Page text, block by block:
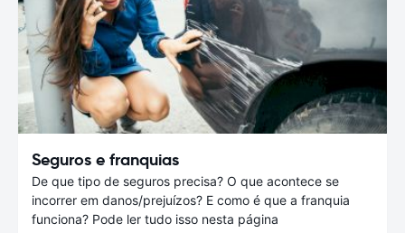
Seguros e franquias
De que tipo de seguros precisa? O que acontece se
incorrer em danos/prejuízos? E como é que a franquia
funciona? Pode ler tudo isso nesta página